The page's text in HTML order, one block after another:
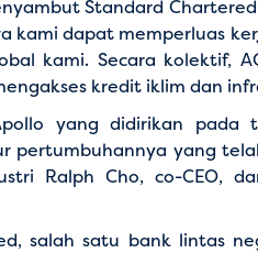
Standard
kami dapat memperluas
kami. Secara kolektif,
kredit iklim dan
yang didirikan
pertumbuhannya yang
Ralph Cho, co-CEO,
salah satu bank lintas